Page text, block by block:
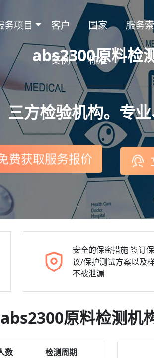
务项目 客户
案例
国家
标准
服务
abs2300原料检
方检验机构。专业
费获取服务报价
安全的保密措施签订
议/保护测试方案以及
不被泄漏
abs2300原料检测机
数 检测周期